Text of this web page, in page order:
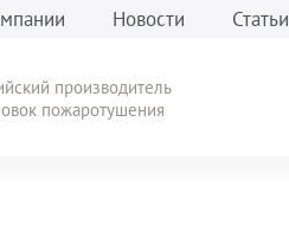
Новости Статьи
производитель
пожаротушения